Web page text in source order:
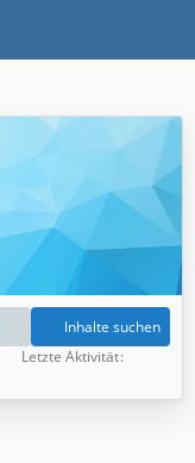
Inhalte suchen
Letzte Aktivität